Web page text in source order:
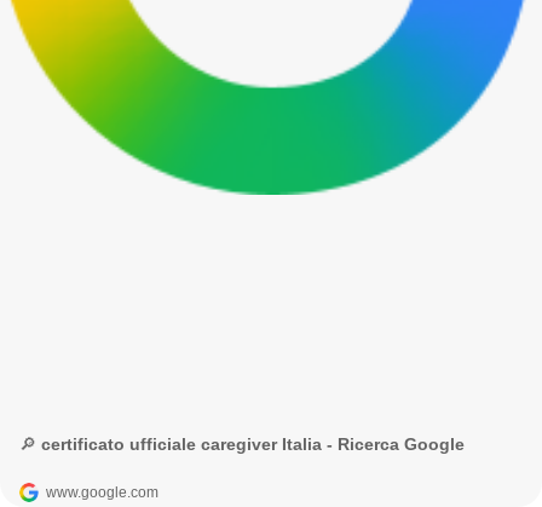
🔎 certificato ufficiale caregiver Italia - Ricerca Google
www.google.com